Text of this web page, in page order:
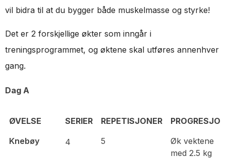
vil bidra til at du bygger både muskelmasse og styrke!
Det er 2 forskjellige økter som inngår i
treningsprogrammet, og øktene skal utføres annenhver
gang.
Dag A
ØVELSE SERIER REPETISJONER
PROGRESJON
ØVELSE
SERIER REPETISJONER PROGRESJON
Knebøy 4 5
Øk vektene
med 2.5 kg